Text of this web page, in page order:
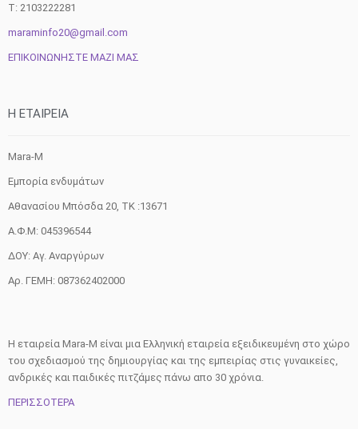
T: 2103222281
maraminfo20@gmail.com
ΕΠΙΚΟΙΝΩΝΗΣΤΕ ΜΑΖΙ ΜΑΣ
H ETAIΡΕΙΑ
Mara-M
Εμπορία ενδυμάτων
Αθανασίου Μπόσδα 20, ΤΚ :13671
Α.Φ.Μ: 045396544
ΔΟΥ: Αγ. Αναργύρων
Αρ. ΓΕΜΗ: 087362402000
Η εταιρεία Mara-M είναι μια Ελληνική εταιρεία εξειδικευμένη στο χώρο
του σχεδιασμού της δημιουργίας και της εμπειρίας στις γυναικείες,
ανδρικές και παιδικές πιτζάμες πάνω απο 30 χρόνια.
ΠΕΡΙΣΣΟΤΕΡΑ